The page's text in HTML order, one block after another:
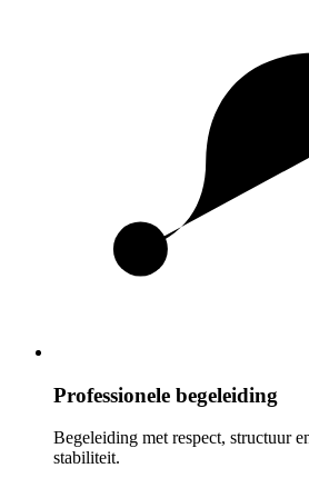
Professionele begeleiding
Begeleiding met respect, structuur
stabiliteit.